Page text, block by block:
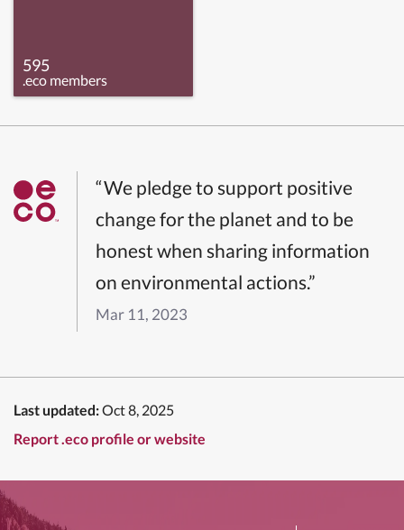
595
.eco members
“We pledge to support positive
change for the planet and to be
honest when sharing information
on environmental actions.”
Mar 11, 2023
Last updated:Oct 8, 2025
Report .eco profile or website